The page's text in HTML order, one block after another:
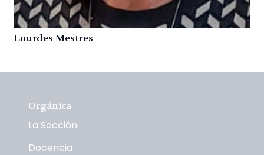
Lourdes Mestres
Orgánica
La Sección
Docencia